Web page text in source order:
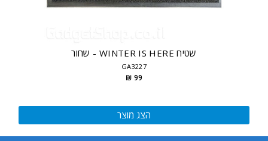
שטיח WINTER IS HERE - שחור
GA3227
99 ₪
הצג מוצר